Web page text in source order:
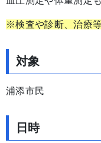
※検査や診断、治療
対象
浦添市民
日時